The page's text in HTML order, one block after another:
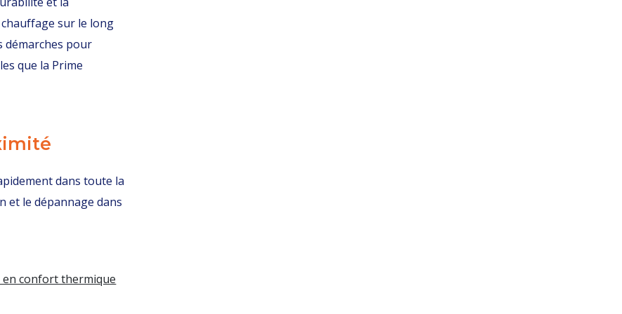
sur le long
démarches pour
que la Prime
dans toute la
et le dépannage dans
en confort thermique